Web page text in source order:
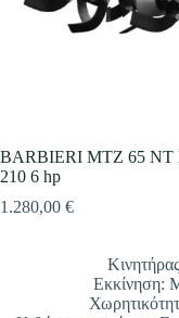
Επιλέξτε είδος
Περιγράψτε μας
BARBIERI MTZ 65 NT
210 6 hp
1.280,00 €
Εκκίνηση: